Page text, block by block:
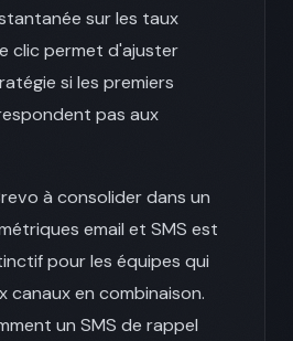
sur les taux
clic permet d'ajuster
si les premiers
pas aux
à consolider dans un
email et SMS est
pour les équipes qui
canaux en combinaison.
un SMS de rappel